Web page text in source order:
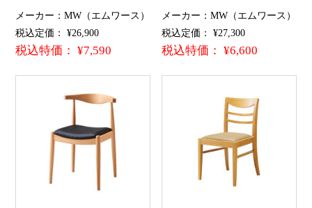
メーカー：MW（エムワース）
税込定価： ¥26,900
税込特価： ¥7,590
メーカー：MW（エムワース）
税込定価： ¥27,300
税込特価： ¥6,600